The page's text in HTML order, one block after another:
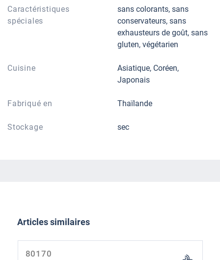
Caractéristiques
spéciales
sans colorants, sans
conservateurs, sans
exhausteurs de goût, sans
gluten, végétarien
Cuisine
Asiatique, Coréen,
Japonais
Fabriqué en Thaïlande
Stockage sec
Ignorer la galerie de produits
Articles similaires
80170